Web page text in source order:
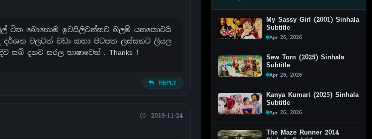
ටික බොහොම ඉවසිලිවන්තව බලම් යනකොටයි
වලටත් වඩා කතා පිටපත ලස්සනට ලියල
දනව සරල භාෂාවෙන් . Thanks !
REPLY
2019-11-24
My Sassy Girl (2001) Sinhala
Subtitle
Apr 26, 2026
Sew Torn (2025) Sinhala
Subtitle
Apr 26, 2026
Kanya Kumari (2025) Sinhala
Subtitle
Apr 26, 2026
The Maze Runner 2014